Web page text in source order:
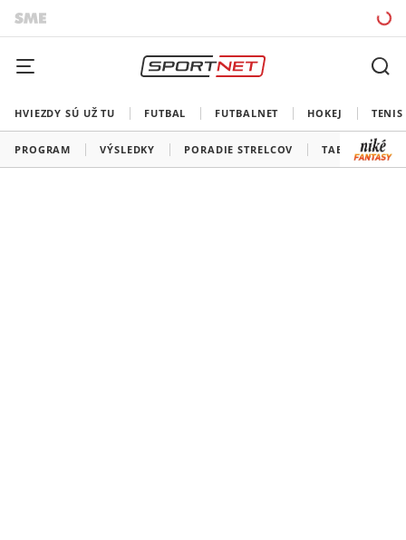
HVIEZDY SÚ UŽ TU FUTBAL FUTBALNET HOKEJ TENIS
PROGRAM VÝSLEDKY PORADIE STRELCOV TABUĽKY A